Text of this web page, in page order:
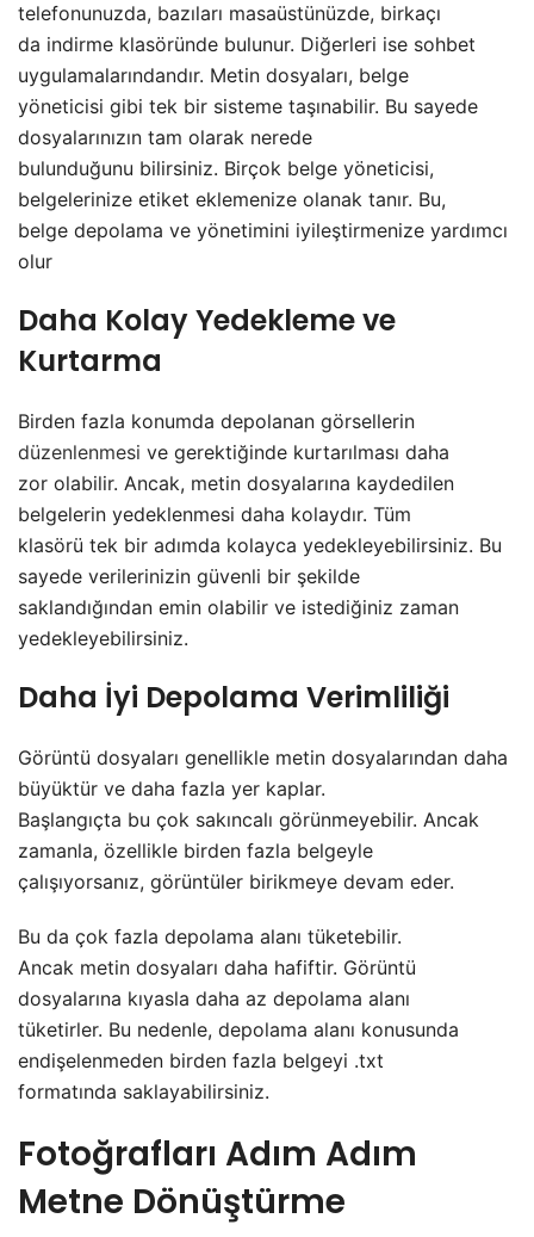
telefonunuzda, bazıları masaüstünüzde, birkaçı
da indirme klasöründe bulunur. Diğerleri ise sohbet
uygulamalarındandır. Metin dosyaları, belge
yöneticisi gibi tek bir sisteme taşınabilir. Bu sayede
dosyalarınızın tam olarak nerede
bulunduğunu bilirsiniz. Birçok belge yöneticisi,
belgelerinize etiket eklemenize olanak tanır. Bu,
belge depolama ve yönetimini iyileştirmenize yardımcı
olur
Daha Kolay Yedekleme ve
Kurtarma
Birden fazla konumda depolanan görsellerin
düzenlenmesi ve gerektiğinde kurtarılması daha
zor olabilir. Ancak, metin dosyalarına kaydedilen
belgelerin yedeklenmesi daha kolaydır. Tüm
klasörü tek bir adımda kolayca yedekleyebilirsiniz. Bu
sayede verilerinizin güvenli bir şekilde
saklandığından emin olabilir ve istediğiniz zaman
yedekleyebilirsiniz.
Daha İyi Depolama Verimliliği
Görüntü dosyaları genellikle metin dosyalarından daha
büyüktür ve daha fazla yer kaplar.
Başlangıçta bu çok sakıncalı görünmeyebilir. Ancak
zamanla, özellikle birden fazla belgeyle
çalışıyorsanız, görüntüler birikmeye devam eder.
Bu da çok fazla depolama alanı tüketebilir.
Ancak metin dosyaları daha hafiftir. Görüntü
dosyalarına kıyasla daha az depolama alanı
tüketirler. Bu nedenle, depolama alanı konusunda
endişelenmeden birden fazla belgeyi .txt
formatında saklayabilirsiniz.
Fotoğrafları Adım Adım
Metne Dönüştürme